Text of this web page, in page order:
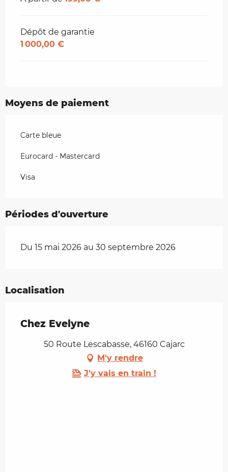
Dépôt de garantie
1 000,00 €
Moyens de paiement
Carte bleue
Eurocard - Mastercard
Visa
Périodes d'ouverture
Du 15 mai 2026 au 30 septembre 2026
Localisation
Chez Evelyne
50 Route Lescabasse, 46160 Cajarc
M'y rendre
J'y vais en train !